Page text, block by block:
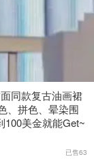
同款复古油画裙
、拼色、晕染围
100美金就能Get~
已售63